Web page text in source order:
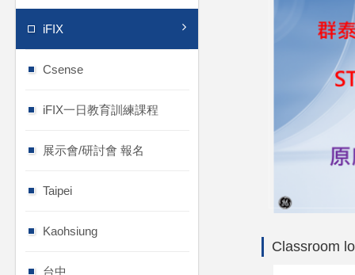
iFIX
Csense
iFIX一日教育訓練課程
展示會/研討會 報名
Taipei
Kaohsiung
台中
Classroom